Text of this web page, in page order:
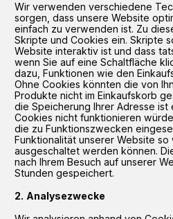
Wir verwenden verschiedene
sorgen, dass unsere Website
einfach zu verwenden ist. Zu
Skripte und Cookies ein. Skripte
Website interaktiv ist und dass
wenn Sie auf eine Schaltfläche
dazu, Funktionen wie den
Ohne Cookies könnten die von
Produkte nicht im Einkaufskorb
die Speicherung Ihrer Adresse ist
Cookies nicht funktionieren
die zu Funktionszwecken
Funktionalität unserer Website
ausgeschaltet werden können.
nach Ihrem Besuch auf unserer
Stunden gespeichert.
Analysezwecke